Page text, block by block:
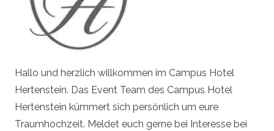
Hallo und herzlich willkommen im Campus Hotel
Hertenstein. Das Event Team des Campus Hotel
Hertenstein kümmert sich persönlich um eure
Traumhochzeit. Meldet euch gerne bei Interesse bei